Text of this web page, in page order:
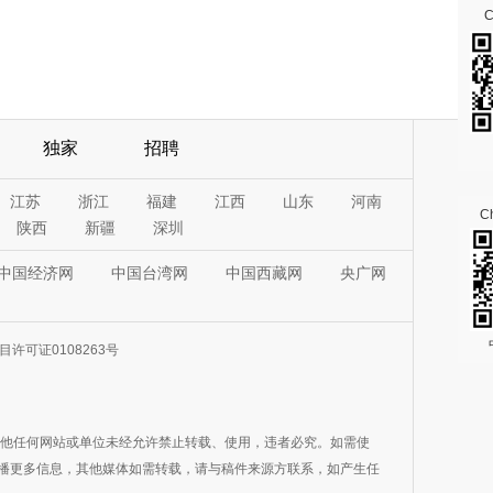
独家 招聘
江苏 浙江 福建 江西 山东
河南
陕西 新疆 深圳
国经济网 中国台湾网 中国西藏网
央广网
许可证0108263号
任何网站或单位未经允许禁止转载、使用，违者必究。如需使
多信息，其他媒体如需转载，请与稿件来源方联系，如产生任